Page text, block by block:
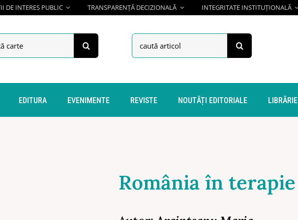
DE INTERES PUBLIC TRANSPARENȚĂ DECIZIONALĂ INTEGRITATE INSTITUȚIONALĂ
Search
for:
EDITURA EVENIMENTE REVISTE NOUTĂȚI EDITORIALE LIBRĂRIE
România în terapie